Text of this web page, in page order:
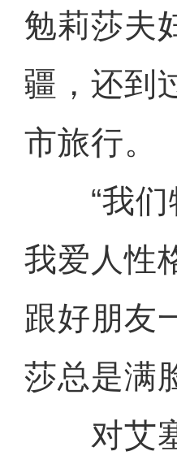
勉莉莎夫
疆，还到
市旅行。
“我们
我爱人性
跟好朋友
莎总是满
对艾塞